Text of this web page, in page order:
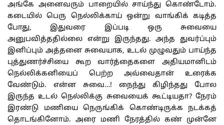
அங்கே அனைவரும் பாறையில் சாய்ந்து கொண்டோம்.
கடையில் பெரு நெல்லிக்காய் ஒன்று வாங்கிக் கடித்த
போது, இதுவரை இப்படி ஒரு
சுவையை
அனுபவித்ததில்லை என்று இருந்தது.அந்த
துவர்ப்பும்
இனிப்பும் அத்தனை சுவையாக, உடல் முழுவதும் பாய்ந்த
புத்துணர்ச்சியை
கூற வார்த்தைகளை
அதியமானிடம்
நெல்லிக்கனியைப்
பெற்ற அவ்வைதான்
உரைக்க
வேண்டும். என்ன சுவை…! நைந்து கிழிந்தது
போல
இருந்த உடல் நெல்லிக்கு சுவையைக் கூட்டியதா?நேரம்
இரண்டு
மணியை நெருங்கிக் கொண்டிருக்க
நடக்கத்
தொடங்கினோம். அரை மணி நேரத்தில் கண் முன்னே